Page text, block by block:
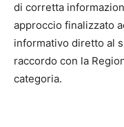
di corretta
approccio finalizzato
informativo diretto al
raccordo con la
categoria.